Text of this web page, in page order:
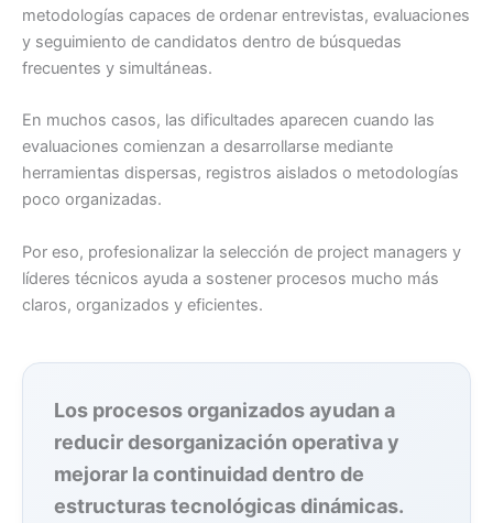
metodologías capaces de ordenar entrevistas, evaluaciones
y seguimiento de candidatos dentro de búsquedas
frecuentes y simultáneas.
En muchos casos, las dificultades aparecen cuando las
evaluaciones comienzan a desarrollarse mediante
herramientas dispersas, registros aislados o metodologías
poco organizadas.
Por eso, profesionalizar la selección de project managers y
líderes técnicos ayuda a sostener procesos mucho más
claros, organizados y eficientes.
Los procesos organizados ayudan a
reducir desorganización operativa y
mejorar la continuidad dentro de
estructuras tecnológicas dinámicas.